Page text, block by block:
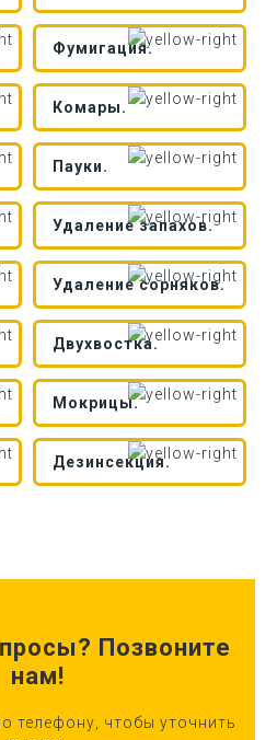
Фумигация.
Комары.
Пауки.
Удаление запахов.
Удаление сорняков.
Двухвостка.
Мокрицы.
Дезинсекция.
Позвоните
нам!
телефону, чтобы уточнить